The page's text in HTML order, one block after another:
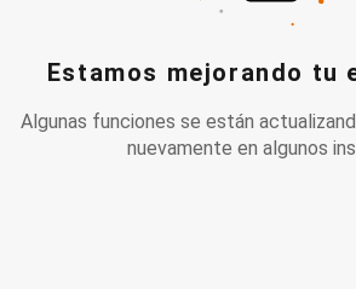
Estamos mejorando tu
Algunas funciones se están
nuevamente en algunos